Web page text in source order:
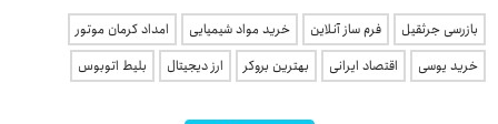
بازرسی جرثقیل فرم ساز آنلاین خرید مواد شیمیایی
امداد کرمان موتور
خرید یوسی
اقتصاد ایرانی بهترین بروکر ارز دیجیتال بلیط اتوبوس